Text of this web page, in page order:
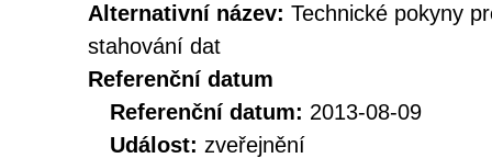
Alternativní název: Technické pokyny
stahování dat
Referenční datum
Referenční datum: 2013-08-09
Událost: zveřejnění